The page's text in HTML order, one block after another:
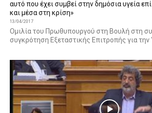
αυτό που έχει συμβεί στην δημόσια υγεία
και μέσα στη κρίση»
13/04/2017
Ομιλία του Πρωθυπουργού στη Βουλή στη
συγκρότηση Εξεταστικής Επιτροπής για την